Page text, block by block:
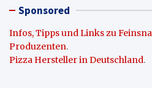
Sponsored
Infos, Tipps und Links zu
Produzenten.
Pizza Hersteller in Deutschland.